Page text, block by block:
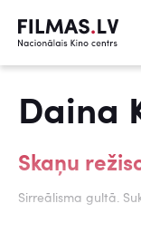
Daina
Skaņu
Sirreālisma gultā.